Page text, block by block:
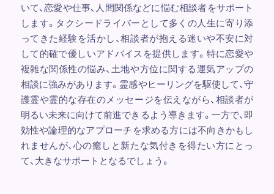
いて、恋愛や仕事、人間関係などに悩む相談者をサポート
します。タクシードライバーとして多くの人生に寄り添
ってきた経験を活かし、相談者が抱える迷いや不安に対
して的確で優しいアドバイスを提供します。特に恋愛や
複雑な関係性の悩み、土地や方位に関する運気アップの
相談に強みがあります。霊感やヒーリングを駆使して、守
護霊や霊的な存在のメッセージを伝えながら、相談者が
明るい未来に向けて前進できるよう導きます。一方で、即
効性や論理的なアプローチを求める方には不向きかもし
れませんが、心の癒しと新たな気付きを得たい方にとっ
て、大きなサポートとなるでしょう。